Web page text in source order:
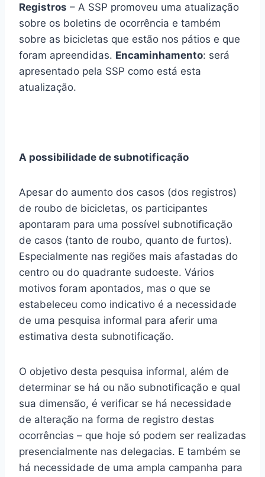
Registros – A SSP promoveu uma atualização
sobre os boletins de ocorrência e também
sobre as bicicletas que estão nos pátios e que
foram apreendidas. Encaminhamento: será
apresentado pela SSP como está esta
atualização.
A possibilidade de subnotificação
Apesar do aumento dos casos (dos registros)
de roubo de bicicletas, os participantes
apontaram para uma possível subnotificação
de casos (tanto de roubo, quanto de furtos).
Especialmente nas regiões mais afastadas do
centro ou do quadrante sudoeste. Vários
motivos foram apontados, mas o que se
estabeleceu como indicativo é a necessidade
de uma pesquisa informal para aferir uma
estimativa desta subnotificação.
O objetivo desta pesquisa informal, além de
determinar se há ou não subnotificação e qual
sua dimensão, é verificar se há necessidade
de alteração na forma de registro destas
ocorrências – que hoje só podem ser realizadas
presencialmente nas delegacias. E também se
há necessidade de uma ampla campanha para